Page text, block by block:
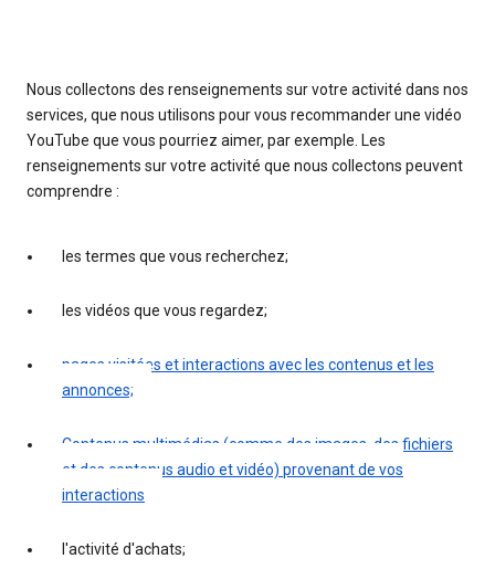
Nous collectons des renseignements sur votre activité dans nos
services, que nous utilisons pour vous recommander une vidéo
YouTube que vous pourriez aimer, par exemple. Les
renseignements sur votre activité que nous collectons peuvent
comprendre :
les termes que vous recherchez;
les vidéos que vous regardez;
pages visitées et interactions avec les contenus et les
annonces;
Contenus multimédias (comme des images, des fichiers
et des contenus audio et vidéo) provenant de vos
interactions
l'activité d'achats;